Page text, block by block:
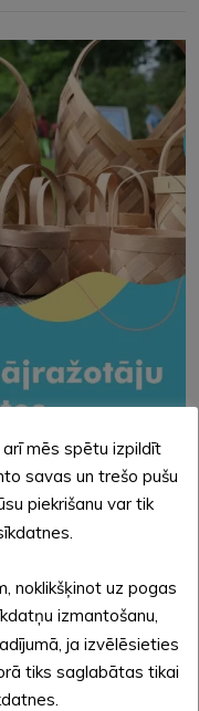
un amatnieku
tirgotāji, kas būs
galdam, gan
mēs spētu izpildīt
savas un trešo pušu
piekrišanu var tik
noklikšķinot uz pogas
izmantošanu,
ja izvēlēsieties
tiks saglabātas tikai